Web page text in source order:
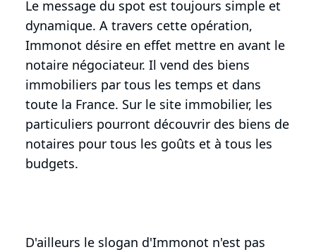
Le message du spot est toujours simple et
dynamique. A travers cette opération,
Immonot désire en effet mettre en avant le
notaire négociateur. Il vend des biens
immobiliers par tous les temps et dans
toute la France. Sur le site immobilier, les
particuliers pourront découvrir des biens de
notaires pour tous les goûts et à tous les
budgets.
D'ailleurs le slogan d'Immonot n'est pas